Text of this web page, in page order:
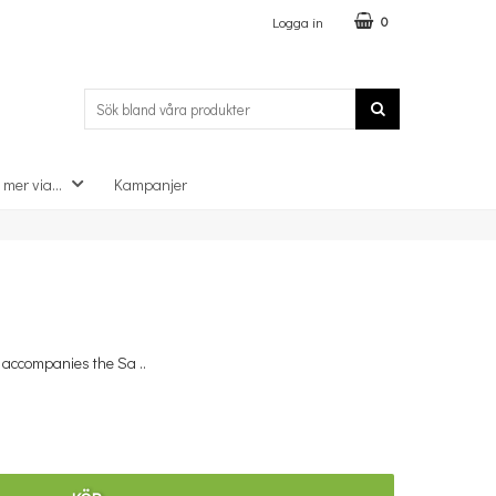
Logga in 0
via... Kampanjer
the Sa ..